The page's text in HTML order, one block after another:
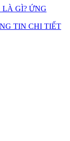
GÌ? ỨNG
TIN CHI TIẾT